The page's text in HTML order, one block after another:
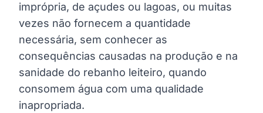
imprópria, de açudes ou lagoas, ou muitas
vezes não fornecem a quantidade
necessária, sem conhecer as
consequências causadas na produção e na
sanidade do rebanho leiteiro, quando
consomem água com uma qualidade
inapropriada.